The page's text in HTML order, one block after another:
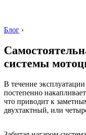
Блог ›
системы
В течение
постепенно
что приводит к
двухтактный, или